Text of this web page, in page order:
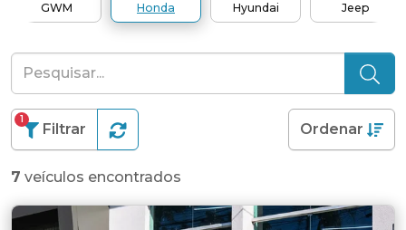
GWM Honda Hyundai Jeep
Filtrar
1
Ordenar
7 veículos encontrados